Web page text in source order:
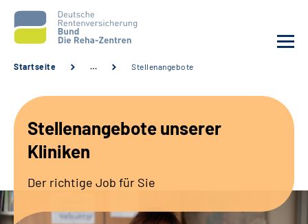
Unsere Kliniken
Startseite … Stellenangebote
Stellenangebote unserer
Kliniken
Der richtige Job für Sie